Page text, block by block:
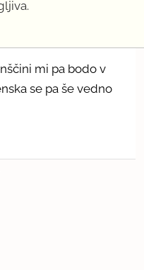
mi pa bodo v
se pa še vedno